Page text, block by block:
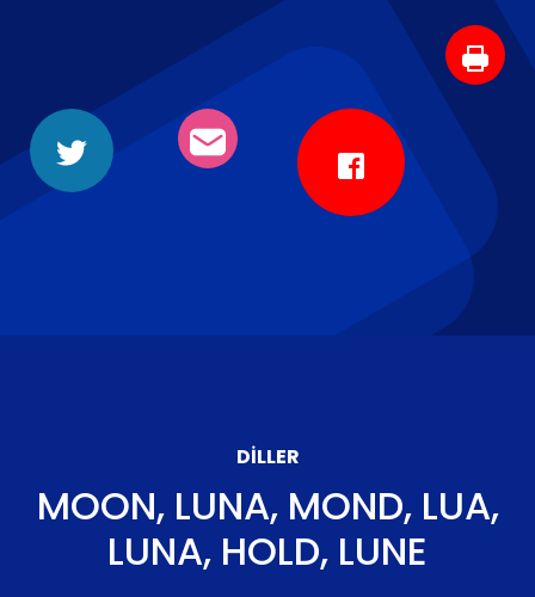
DILLER
MOON, LUNA, MOND, LUA,
LUNA, HOLD, LUNE